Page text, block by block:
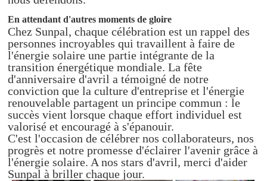
En attendant d'autres moments de gloire
Chez Sunpal, chaque célébration est un rappel des
personnes incroyables qui travaillent à faire de
l'énergie solaire une partie intégrante de la
transition énergétique mondiale. La fête
d'anniversaire d'avril a témoigné de notre
conviction que la culture d'entreprise et l'énergie
renouvelable partagent un principe commun : le
succès vient lorsque chaque effort individuel est
valorisé et encouragé à s'épanouir.
C'est l'occasion de célébrer nos collaborateurs, nos
progrès et notre promesse d'éclairer l'avenir grâce à
l'énergie solaire. A nos stars d'avril, merci d'aider
Sunpal à briller chaque jour.